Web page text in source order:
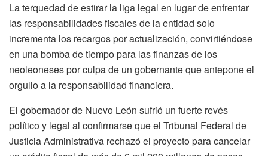
La terquedad de estirar la liga legal en lugar de enfrentar
las responsabilidades fiscales de la entidad solo
incrementa los recargos por actualización, convirtiéndose
en una bomba de tiempo para las finanzas de los
neoleoneses por culpa de un gobernante que antepone el
orgullo a la responsabilidad financiera.
El gobernador de Nuevo León sufrió un fuerte revés
político y legal al confirmarse que el Tribunal Federal de
Justicia Administrativa rechazó el proyecto para cancelar